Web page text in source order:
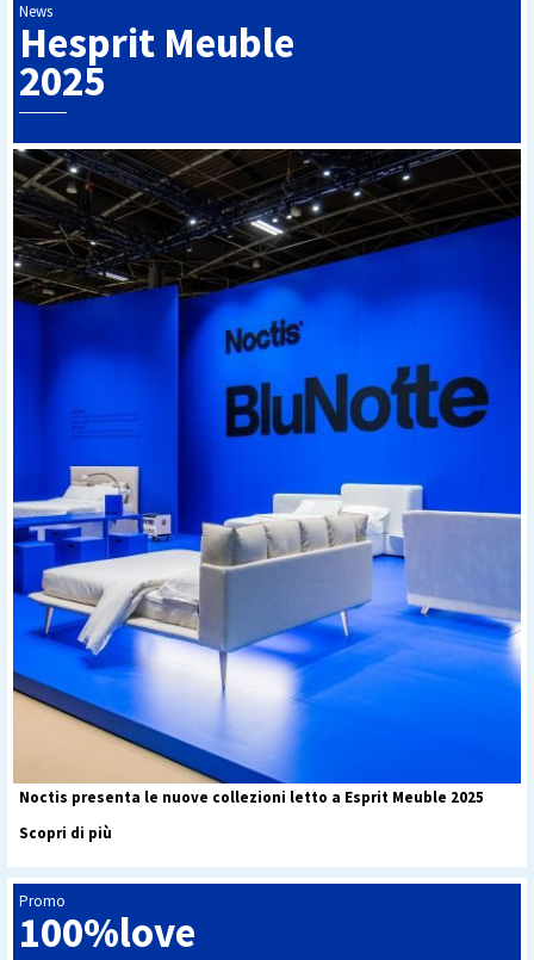
News
Hesprit Meuble
2025
Noctis presenta le nuove collezioni letto a Esprit Meuble 2025
Scopri di più
Promo
100%love